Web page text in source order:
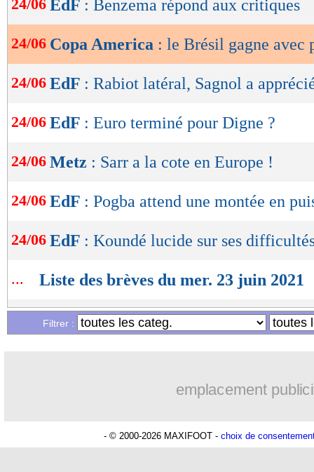
de
OK
24/06 EdF : Benzema répond aux critiques
24/06 Copa America : le Brésil gagne avec
24/06 EdF : Rabiot latéral, Sagnol a
24/06 EdF : Euro terminé pour Digne ?
24/06 Metz : Sarr a la cote en Europe !
24/06 EdF : Pogba attend une montée en
24/06 EdF : Koundé lucide sur ses
... Liste des brèves du mer. 23 juin 2021
Liste des brèves du mar. 22 juin 2021
Filtrer :
emplacement
- © 2000-2026 MAXIFOOT - choix de